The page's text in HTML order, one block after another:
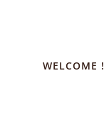
contentWELCOME !